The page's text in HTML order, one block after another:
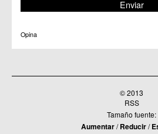
Opina
© 2013
RSS
Tamaño fuente:
Aumentar/Reducir/